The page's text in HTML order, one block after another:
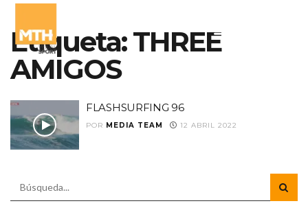
Etiqueta:THREE
AMIGOS
FLASHSURFING 96
POR MEDIA TEAM 12 ABRIL 2022